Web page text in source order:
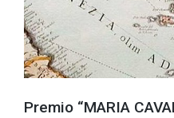
Premio “MARIA